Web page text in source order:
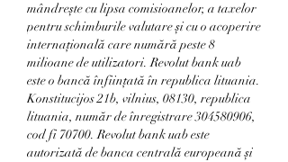
mândrește cu lipsa comisioanelor, a taxelor
pentru schimburile valutare și cu o acoperire
internațională care numără peste 8
milioane de utilizatori. Revolut bank uab
este o bancă înființată în republica lituania.
Konstitucijos 21b, vilnius, 08130, republica
lituania, număr de înregistrare 304580906,
cod fi 70700. Revolut bank uab este
autorizată de banca centrală europeană și